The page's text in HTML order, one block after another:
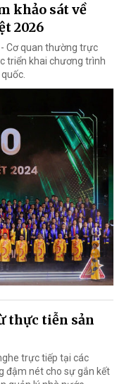
khảo sát về
2026
Cơ quan thường trực
triển khai chương trình
thực tiễn sản
trực tiếp tại các
đậm nét cho sự gắn kết